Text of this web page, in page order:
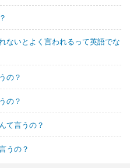
ないとよく言われるって英語でな
の？
の？
て言うの？
うの？